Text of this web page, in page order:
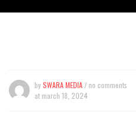
bySWARA MEDIA / no comments
at march 18, 2024